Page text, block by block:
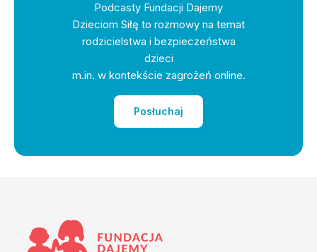
Podcasty Fundacji Dajemy
Dzieciom Siłę to rozmowy na temat
rodzicielstwa i bezpieczeństwa
dzieci
m.in. w kontekście zagrożeń online.
Posłuchaj